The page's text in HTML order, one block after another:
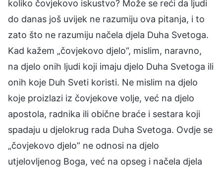
koliko čovjekovo iskustvo? Može se reći da ljudi
do danas još uvijek ne razumiju ova pitanja, i to
zato što ne razumiju načela djela Duha Svetoga.
Kad kažem „čovjekovo djelo”, mislim, naravno,
na djelo onih ljudi koji imaju djelo Duha Svetoga ili
onih koje Duh Sveti koristi. Ne mislim na djelo
koje proizlazi iz čovjekove volje, već na djelo
apostola, radnika ili obične braće i sestara koji
spadaju u djelokrug rada Duha Svetoga. Ovdje se
„čovjekovo djelo” ne odnosi na djelo
utjelovljenog Boga, već na opseg i načela djela